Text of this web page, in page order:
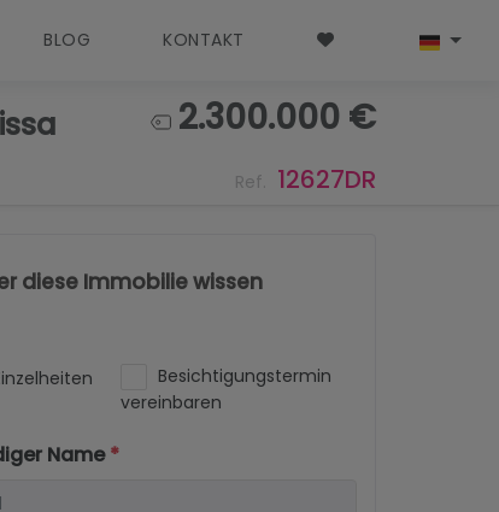
BLOG KONTAKT
2.300.000 €
Ref. 12627DR
diese Immobilie wissen
Besichtigungstermin
vereinbaren
Name*